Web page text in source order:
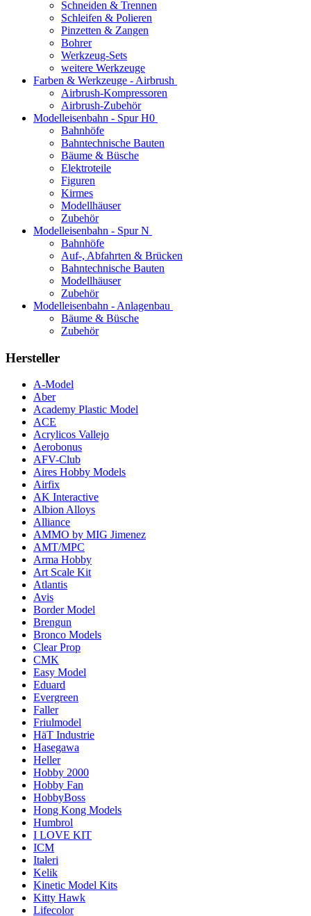
Schneiden & Trennen
Schleifen & Polieren
Pinzetten & Zangen
Bohrer
Werkzeug-Sets
weitere Werkzeuge
Farben & Werkzeuge - Airbrush
Airbrush-Kompressoren
Airbrush-Zubehör
Modelleisenbahn - Spur H0
Bahnhöfe
Bahntechnische Bauten
Bäume & Büsche
Elektroteile
Figuren
Kirmes
Modellhäuser
Zubehör
Modelleisenbahn - Spur N
Bahnhöfe
Auf-, Abfahrten & Brücken
Bahntechnische Bauten
Modellhäuser
Zubehör
Modelleisenbahn - Anlagenbau
Bäume & Büsche
Zubehör
Hersteller
A-Model
Aber
Academy Plastic Model
ACE
Acrylicos Vallejo
Aerobonus
AFV-Club
Aires Hobby Models
Airfix
AK Interactive
Albion Alloys
Alliance
AMMO by MIG Jimenez
AMT/MPC
Arma Hobby
Art Scale Kit
Atlantis
Avis
Border Model
Brengun
Bronco Models
Clear Prop
CMK
Easy Model
Eduard
Evergreen
Faller
Friulmodel
HäT Industrie
Hasegawa
Heller
Hobby 2000
Hobby Fan
HobbyBoss
Hong Kong Models
Humbrol
I LOVE KIT
ICM
Italeri
Kelik
Kinetic Model Kits
Kitty Hawk
Lifecolor